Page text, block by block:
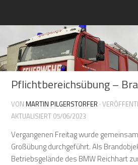
Pflichtbereichsübung –
VON MARTIN PILGERSTORFER ·
AKTUALISIERT 05/06/2023
Vergangenen Freitag wurde
Großübung durchgeführt. Als
Betriebsgelände des BMW Reichhart